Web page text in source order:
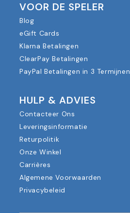
VOOR DE SPELER
Blog
eGift Cards
Klarna Betalingen
ClearPay Betalingen
PayPal Betalingen in 3 Termijnen
HULP & ADVIES
Contacteer Ons
Leveringsinformatie
Returpolitik
Onze Winkel
Carrières
Algemene Voorwaarden
Privacybeleid